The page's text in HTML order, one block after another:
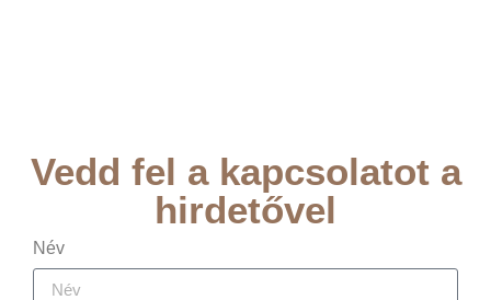
Vedd fel a kapcsolatot a
hirdetővel
Név